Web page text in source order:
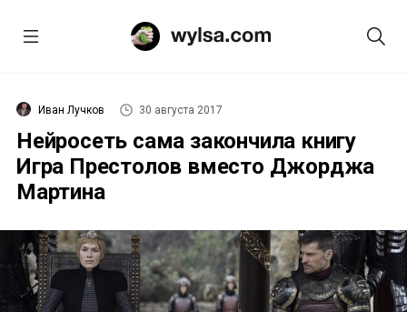
Иван Лучков 30 августа 2017
Нейросеть сама закончила книгу
Игра Престолов вместо Джорджа
Мартина